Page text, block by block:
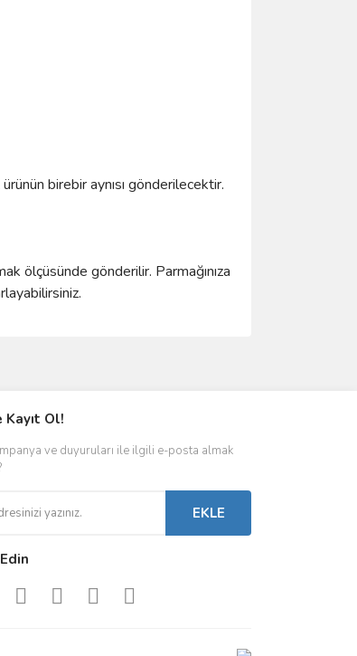
birebir aynısı gönderilecektir.
ölçüsünde gönderilir. Parmağınıza
Ol!
ve duyuruları ile ilgili e-posta almak
EKLE